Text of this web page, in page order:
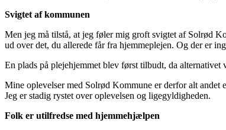
Svigtet af kommunen
Men jeg må tilstå, at jeg føler mig groft svigtet af Solrød
ud over det, du allerede får fra hjemmeplejen. Og der er
En plads på plejehjemmet blev først tilbudt, da
Mine oplevelser med Solrød Kommune er derfor alt andet
Jeg er stadig rystet over oplevelsen og ligegyldigheden.
Folk er utilfredse med hjemmehjælpen